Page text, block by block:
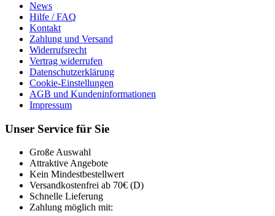
News
Hilfe / FAQ
Kontakt
Zahlung und Versand
Widerrufsrecht
Vertrag widerrufen
Datenschutzerklärung
Cookie-Einstellungen
AGB und Kundeninformationen
Impressum
Unser Service für Sie
Große Auswahl
Attraktive Angebote
Kein Mindestbestellwert
Versandkostenfrei ab 70€ (D)
Schnelle Lieferung
Zahlung möglich mit: